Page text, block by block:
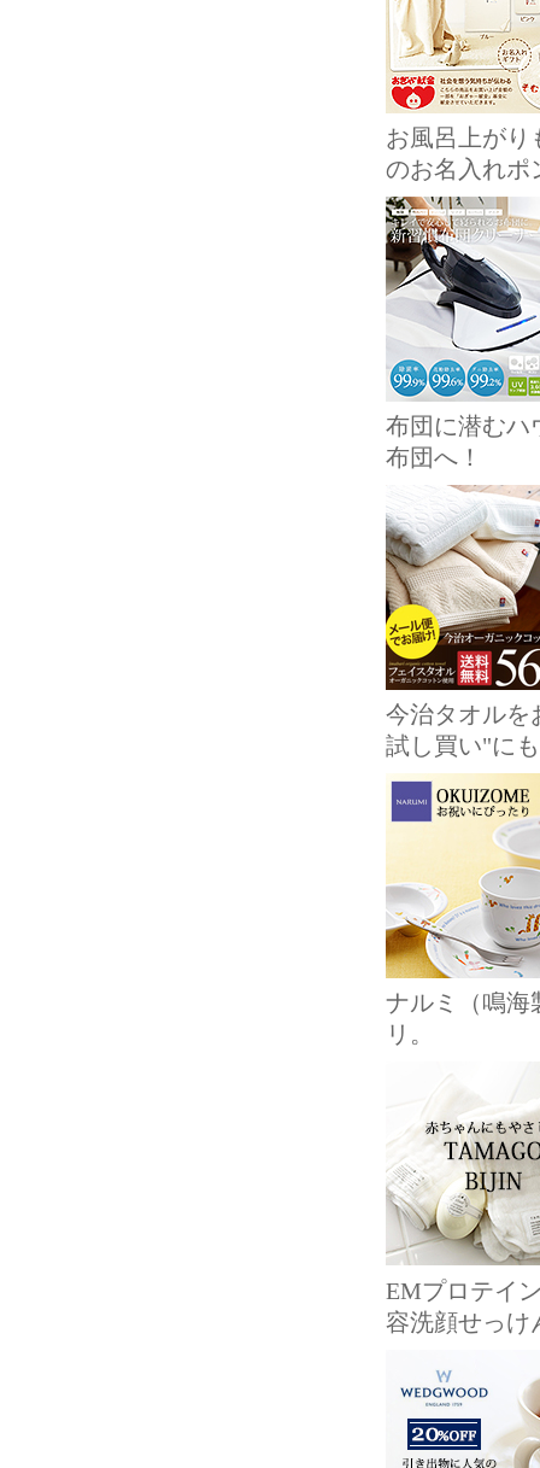
お風呂上がり
のお名入れポ
布団に潜むハ
布団へ！
今治タオルを
試し買い"に
ナルミ（鳴海
リ。
EMプロテイ
容洗顔せっけ